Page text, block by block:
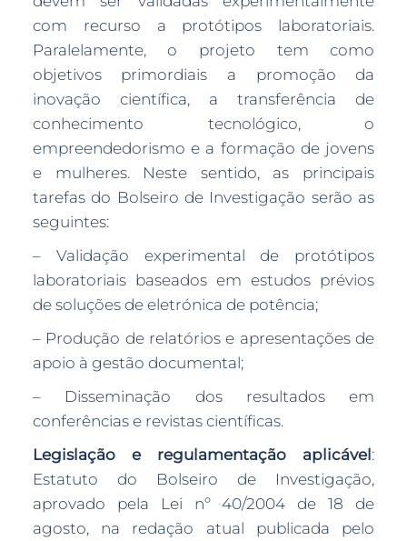
com recurso a protótipos laboratoriais.
Paralelamente, o projeto tem como
objetivos primordiais a promoção da
inovação científica, a transferência de
conhecimento tecnológico, o
empreendedorismo e a formação de jovens
e mulheres. Neste sentido, as principais
tarefas do Bolseiro de Investigação serão as
seguintes:
– Validação experimental de protótipos
laboratoriais baseados em estudos prévios
de soluções de eletrónica de potência;
– Produção de relatórios e apresentações de
apoio à gestão documental;
– Disseminação dos resultados em
conferências e revistas científicas.
Legislação e regulamentação aplicável :
Estatuto do Bolseiro de Investigação,
aprovado pela Lei nº 40/2004 de 18 de
agosto, na redação atual publicada pelo